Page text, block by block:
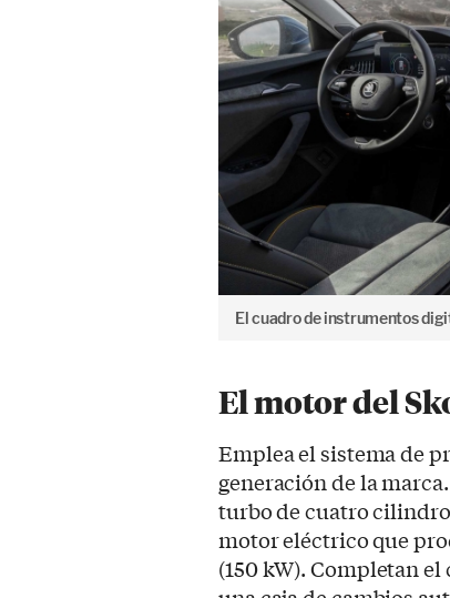
El cuadro de instrumentos
El motor del
Emplea el sistema de
generación de la
turbo de cuatro
motor eléctrico que
(150 kW). Completan